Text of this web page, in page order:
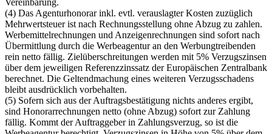
(4) Das Agenturhonorar inkl. evtl. verauslagter Kosten zuzüglich
Mehrwertsteuer ist nach Rechnungsstellung ohne Abzug zu zahlen.
Werbemittelrechnungen und Anzeigenrechnungen sind sofort nach
Übermittlung durch die Werbeagentur an den Werbungtreibenden
rein netto fällig. Zielüberschreitungen werden mit 5% Verzugszinsen
über dem jeweiligen Referenzzinssatz der Europäischen Zentralbank
berechnet. Die Geltendmachung eines weiteren Verzugsschadens
bleibt ausdrücklich vorbehalten.
(5) Sofern sich aus der Auftragsbestätigung nichts anderes ergibt,
sind Honorarrechnungen netto (ohne Abzug) sofort zur Zahlung
fällig. Kommt der Auftraggeber in Zahlungsverzug, so ist die